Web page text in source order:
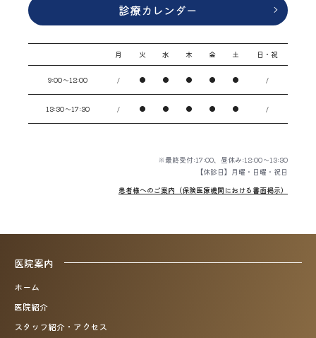
診療カレンダー
月 火 水 木 金 土 日・祝
9:00〜12:00 / ● ● ● ● ● /
13:30〜17:30 / ● ● ● ● ● /
※最終受付:17:00、昼休み:12:00～13:30
【休診日】月曜・日曜・祝日
患者様へのご案内（保険医療機関における書面掲示）
医院案内
ホーム
医院紹介
スタッフ紹介・アクセス